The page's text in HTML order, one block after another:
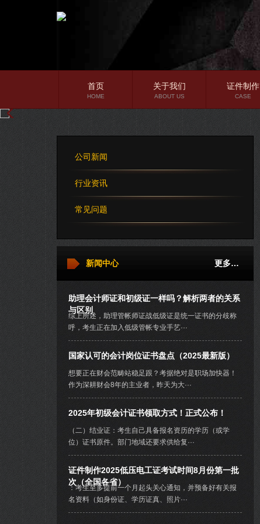
首页
HOME
关于我们
ABOUT US
证件制作
CASE
公司新闻
行业资讯
常见问题
更多…
新闻中心
助理会计师证和初级证一样吗？解析两者的关系
与区别
综上所述，助理管帐师证战低级证是统一证书的分歧称
呼，考生正在加入低级管帐专业手艺···
国家认可的会计岗位证书盘点（2025最新版）
想要正在财会范畴站稳足跟？考据绝对是职场加快器！
作为深耕财会8年的主业者，昨天为大···
2025年初级会计证书领取方式！正式公布！
（二）结业证：考生自己具备报名资历的学历（或学
位）证书原件。部门地域还要求供给复···
证件制作2025低压电工证考试时间8月份第一批
次（全国各省）
：考生至多提前一个月起头关心通知，并预备好有关报
名资料（如身份证、学历证真、照片···